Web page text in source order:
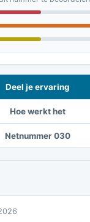
Deel je ervaring
Hoe werkt het
Netnummer 030